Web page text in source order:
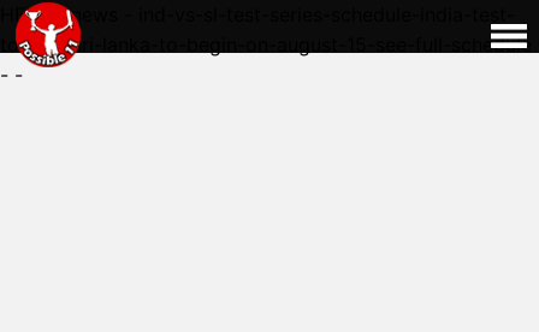
HERE - news - ind-vs-sl-test-series-schedule-india-test-
tour-of-sri-lanka-to-begin-on-august-15-see-full-schedule
- -